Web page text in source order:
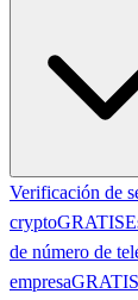
Verificación de
cryptoGRATIS
de número de
empresaGRATIS